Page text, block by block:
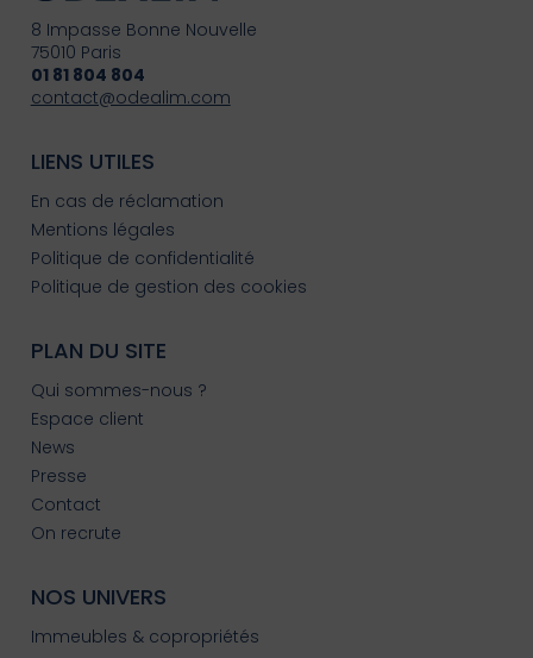
8 Impasse Bonne Nouvelle
75010 Paris
01 81 804 804
contact@odealim.com
LIENS UTILES
En cas de réclamation
Mentions légales
Politique de confidentialité
Politique de gestion des cookies
PLAN DU SITE
Qui sommes-nous ?
Espace client
News
Presse
Contact
On recrute
NOS UNIVERS
Immeubles & copropriétés